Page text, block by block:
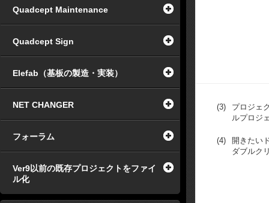
Quadcept Maintenance
Quadcept Sign
Elefab（基板の製造・実装）
NET CHANGER
フォーラム
Ver9以前の既存プロジェクトをファイ
ル化
(3)
プロジェ
ルプロジ
(4)
開きたい
ダブルク